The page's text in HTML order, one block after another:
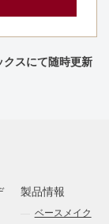
スにて随時更新
製品情報
ベースメイク